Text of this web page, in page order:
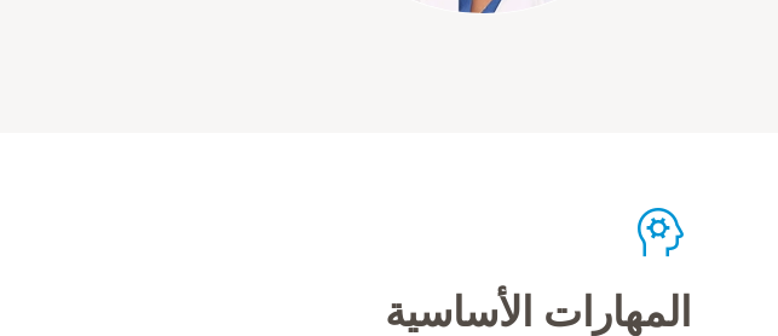
المهارات الأساسية